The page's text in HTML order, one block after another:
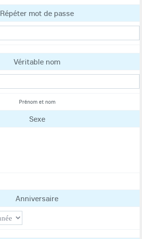
Répéter mot de passe
Véritable nom
Prénom et nom
Sexe
Anniversaire